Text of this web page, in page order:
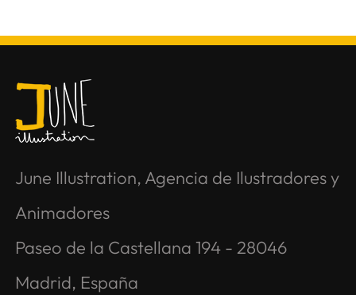
June Illustration, Agencia de Ilustradores y
Animadores
Paseo de la Castellana 194 - 28046
Madrid, España